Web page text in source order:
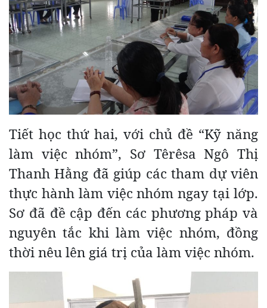
Tiết học thứ hai, với chủ đề “Kỹ năng
làm việc nhóm”, Sơ Têrêsa Ngô Thị
Thanh Hằng đã giúp các tham dự viên
thực hành làm việc nhóm ngay tại lớp.
Sơ đã đề cập đến các phương pháp và
nguyên tắc khi làm việc nhóm, đồng
thời nêu lên giá trị của làm việc nhóm.